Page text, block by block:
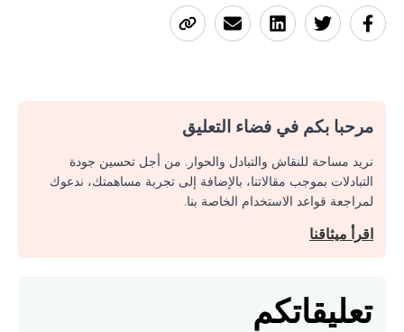
مرحبا بكم في فضاء التعليق
نريد مساحة للنقاش والتبادل والحوار. من أجل تحسين جودة
التبادلات بموجب مقالاتنا، بالإضافة إلى تجربة مساهمتك، ندعوك
لمراجعة قواعد الاستخدام الخاصة بنا.
اقرأ ميثاقنا
تعليقاتكم